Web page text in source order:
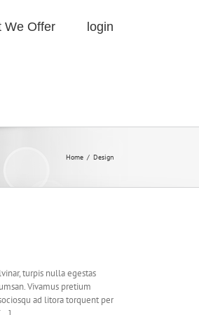
We Offer login
Home / Design
turpis nulla egestas
Vivamus pretium
ad litora torquent per